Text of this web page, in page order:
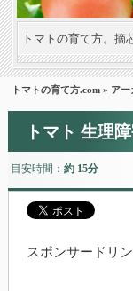
トマトの育て方。摘
トマトの育て方.com » アー
トマト 生理
目安時間： 約 15分
スポンサードリ